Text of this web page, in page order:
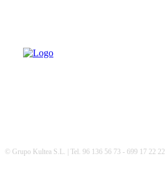
© Grupo Kultea S.L. | Tel. 96 136 56 73 - 699 17 22 22